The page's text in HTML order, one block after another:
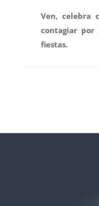
Ven, celebra
contagiar por
fiestas.